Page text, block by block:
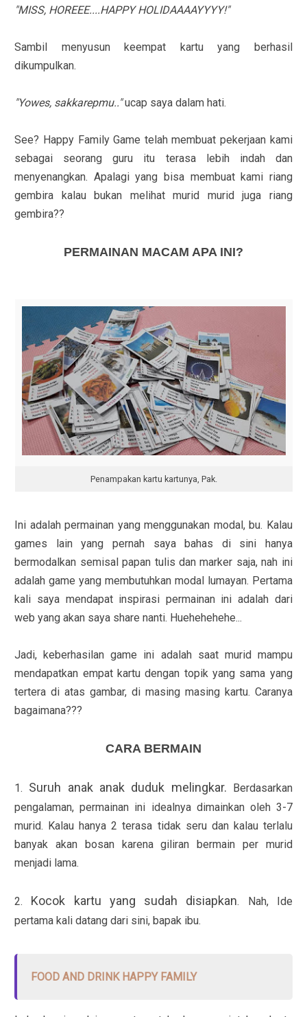
"MISS, HOREEE....HAPPY HOLIDAAAAYYYY!"
Sambil menyusun keempat kartu yang berhasil
dikumpulkan.
"Yowes, sakkarepmu.."ucap saya dalam hati.
See? Happy Family Game telah membuat pekerjaan kami
sebagai seorang guru itu terasa lebih indah dan
menyenangkan. Apalagi yang bisa membuat kami riang
gembira kalau bukan melihat murid murid juga riang
gembira??
PERMAINAN MACAM APA INI?
Penampakan kartu kartunya, Pak.
Ini adalah permainan yang menggunakan modal, bu. Kalau
games lain yang pernah saya bahas di sini hanya
bermodalkan semisal papan tulis dan marker saja, nah ini
adalah game yang membutuhkan modal lumayan. Pertama
kali saya mendapat inspirasi permainan ini adalah dari
web yang akan saya share nanti. Huehehehehe...
Jadi, keberhasilan game ini adalah saat murid mampu
mendapatkan empat kartu dengan topik yang sama yang
tertera di atas gambar, di masing masing kartu. Caranya
bagaimana???
CARA BERMAIN
1. Suruh anak anak duduk melingkar. Berdasarkan
pengalaman, permainan ini idealnya dimainkan oleh 3-7
murid. Kalau hanya 2 terasa tidak seru dan kalau terlalu
banyak akan bosan karena giliran bermain per murid
menjadi lama.
2. Kocok kartu yang sudah disiapkan. Nah, Ide
pertama kali datang dari sini, bapak ibu.
FOOD AND DRINK HAPPY FAMILY